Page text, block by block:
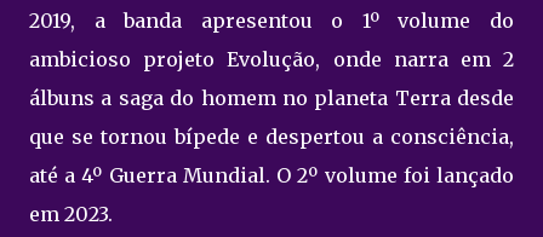
2019, a banda apresentou o 1º volume do
ambicioso projeto Evolução, onde narra em 2
álbuns a saga do homem no planeta Terra desde
que se tornou bípede e despertou a consciência,
até a 4º Guerra Mundial. O 2º volume foi lançado
em 2023.